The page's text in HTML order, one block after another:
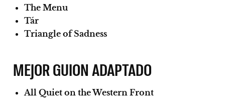
The Menu
Tár
Triangle of Sadness
MEJOR GUION ADAPTADO
All Quiet on the Western Front